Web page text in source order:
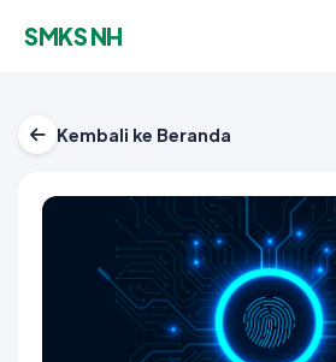
SMKS NH
Kembali ke Beranda